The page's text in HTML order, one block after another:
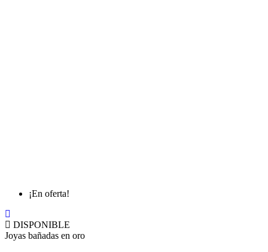
¡En oferta!
DISPONIBLE
Joyas bañadas en oro